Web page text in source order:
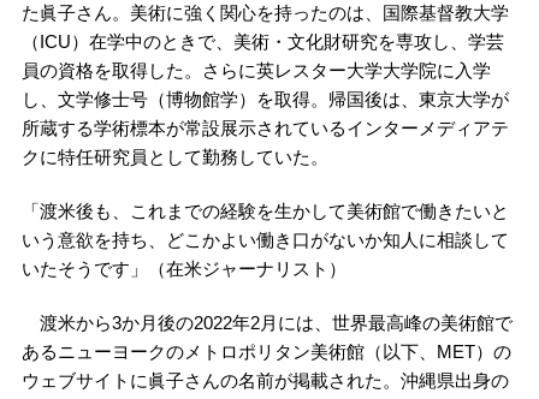
た眞子さん。美術に強く関心を持ったのは、国際基督教大学
（ICU）在学中のときで、美術・文化財研究を専攻し、学芸
員の資格を取得した。さらに英レスター大学大学院に入学
し、文学修士号（博物館学）を取得。帰国後は、東京大学が
所蔵する学術標本が常設展示されているインターメディアテ
クに特任研究員として勤務していた。
「渡米後も、これまでの経験を生かして美術館で働きたいと
いう意欲を持ち、どこかよい働き口がないか知人に相談して
いたそうです」（在米ジャーナリスト）
渡米から3か月後の2022年2月には、世界最高峰の美術館で
あるニューヨークのメトロポリタン美術館（以下、MET）の
ウェブサイトに眞子さんの名前が掲載された。沖縄県出身の